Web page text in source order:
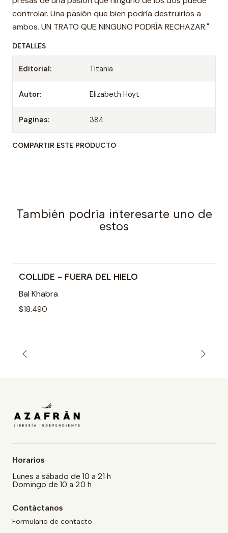
controlar. Una pasión que bien podría destruirlos a
ambos. UN TRATO QUE NINGUNO PODRÍA RECHAZAR."
DETALLES
Editorial: Titania
Autor: Elizabeth Hoyt
Paginas: 384
COMPARTIR ESTE PRODUCTO
También podría interesarte uno de
estos
Agotado
COLLIDE - FUERA DEL HIELO
Bal Khabra
$18.490
Horarios
Lunes a sábado de 10 a 21 h
Domingo de 10 a 20 h
Contáctanos
Formulario de contacto